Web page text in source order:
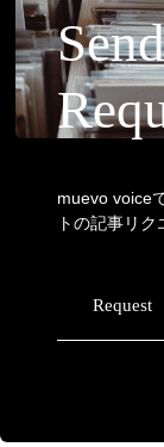
muevo voice
トの記事リク
Request